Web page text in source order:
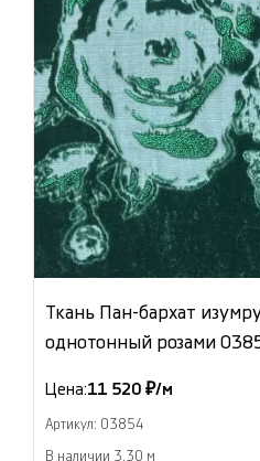
Ткань Пан-бархат
однотонный розами
Цена:11 520 ₽/м
Артикул: 03854
В наличии 3.30 м